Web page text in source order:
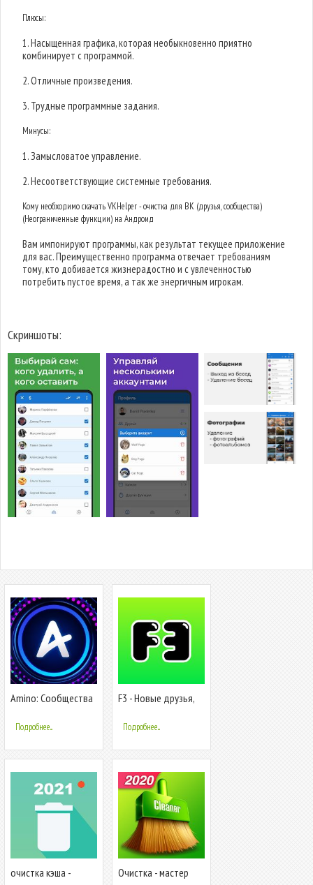
Плюсы:
1. Насыщенная графика, которая необыкновенно приятно
комбинирует с программой.
2. Отличные произведения.
3. Трудные программные задания.
Минусы:
1. Замысловатое управление.
2. Несоответствующие системные требования.
Кому необходимо скачать VKHelper - очистка для ВК (друзья, сообщества)
(Неограниченные функции) на Андроид
Вам импонируют программы, как результат текущее приложение
для вас. Преимущественно программа отвечает требованиям
тому, кто добивается жизнерадостно и с увлеченностью
потребить пустое время, а так же энергичным игрокам.
Скриншоты:
Amino: Сообщества
Подробнее...
F3 - Новые друзья,
вопросы, Чат
Подробнее...
очистка кэша -
Очистка - мастер